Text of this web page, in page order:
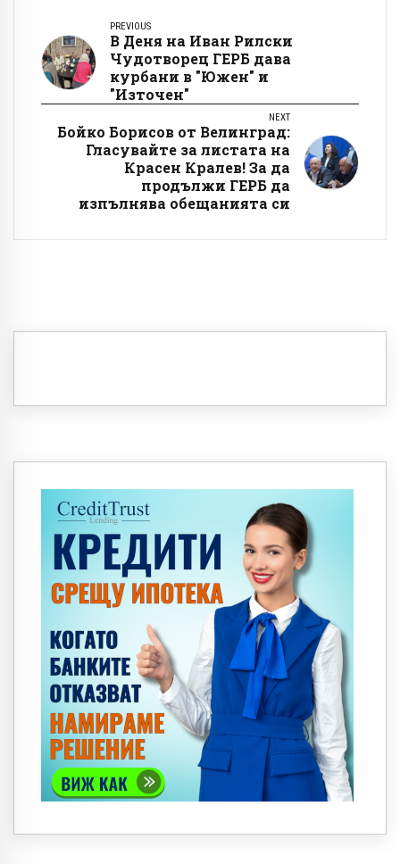
PREVIOUS
В Деня на Иван Рилски
Чудотворец ГЕРБ дава
курбани в "Южен" и
"Източен"
NEXT
Бойко Борисов от Велинград:
Гласувайте за листата на
Красен Кралев! За да
продължи ГЕРБ да
изпълнява обещанията си